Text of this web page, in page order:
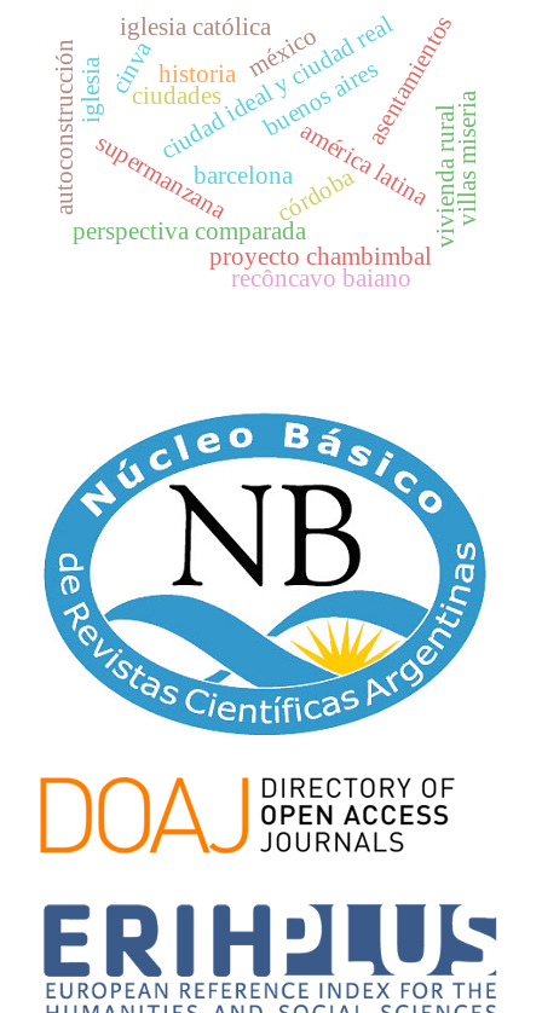
barcelona
buenos aires
supermanzana
ciudad ideal y ciudad real
ciudades
américa latina
historia
perspectiva comparada
cinva
vivienda rural
proyecto chambimbal
iglesia católica
autoconstrucción villas miseria
recôncavo baiano
córdoba
iglesia asentamientos
méxico